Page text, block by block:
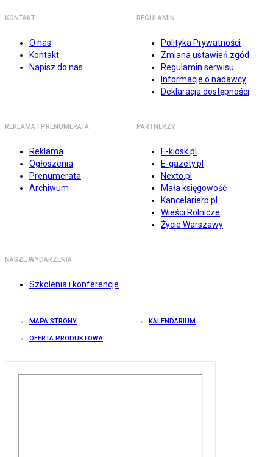
KONTAKT
O nas
Kontakt
Napisz do nas
REGULAMIN
Polityka Prywatności
Zmiana ustawień zgód
Regulamin serwisu
Informacje o nadawcy
Deklaracja dostępności
REKLAMA I PRENUMERATA
Reklama
Ogłoszenia
Prenumerata
Archiwum
PARTNERZY
E-kiosk.pl
E-gazety.pl
Nexto.pl
Mała księgowość
Kancelarierp.pl
Wieści Rolnicze
Życie Warszawy
NASZE WYDARZENIA
Szkolenia i konferencje
MAPA STRONY KALENDARIUM
OFERTA PRODUKTOWA